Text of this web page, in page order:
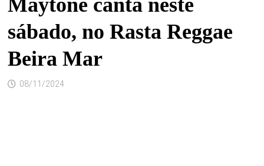
Maytone canta neste
sábado, no Rasta Reggae
Beira Mar
08/11/2024